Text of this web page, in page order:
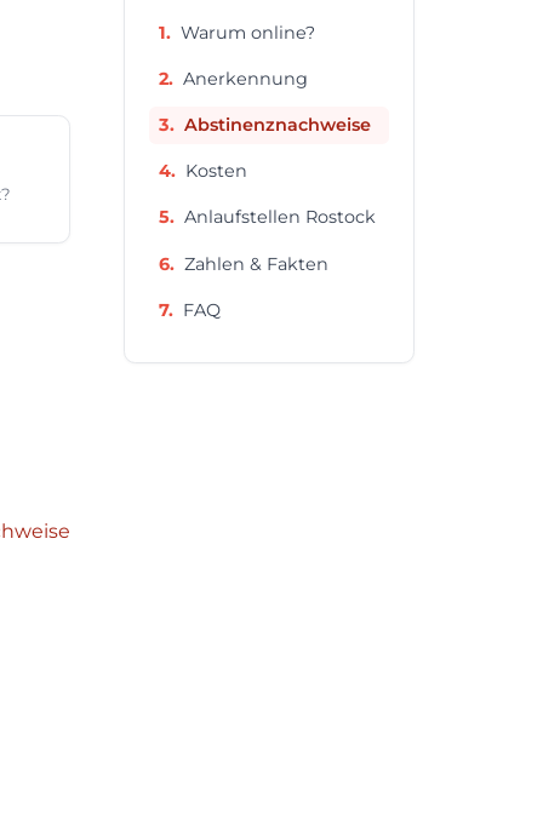
Warum online?
Anerkennung
Abstinenznachweise
Kosten
Anlaufstellen Rostock
Zahlen & Fakten
FAQ